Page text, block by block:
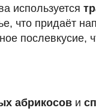
используется
придаёт
абрикосов и